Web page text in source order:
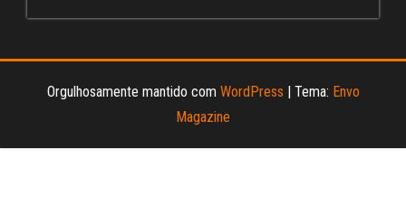
Orgulhosamente mantido com WordPress Tema: Envo
Magazine